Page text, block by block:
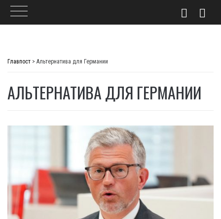
Главпост > Альтернатива для Германии
АЛЬТЕРНАТИВА ДЛЯ ГЕРМАНИИ